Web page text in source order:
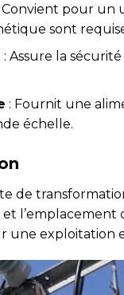
Convient pour un
sont
: Assure la
: Fournit une
échelle.
de
et
exploitation